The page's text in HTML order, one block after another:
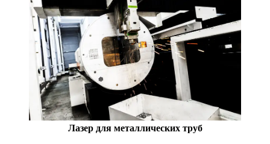
Лазер для металлических труб